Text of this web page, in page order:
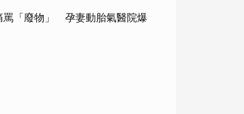
罵「廢物」 孕妻動胎氣醫院爆